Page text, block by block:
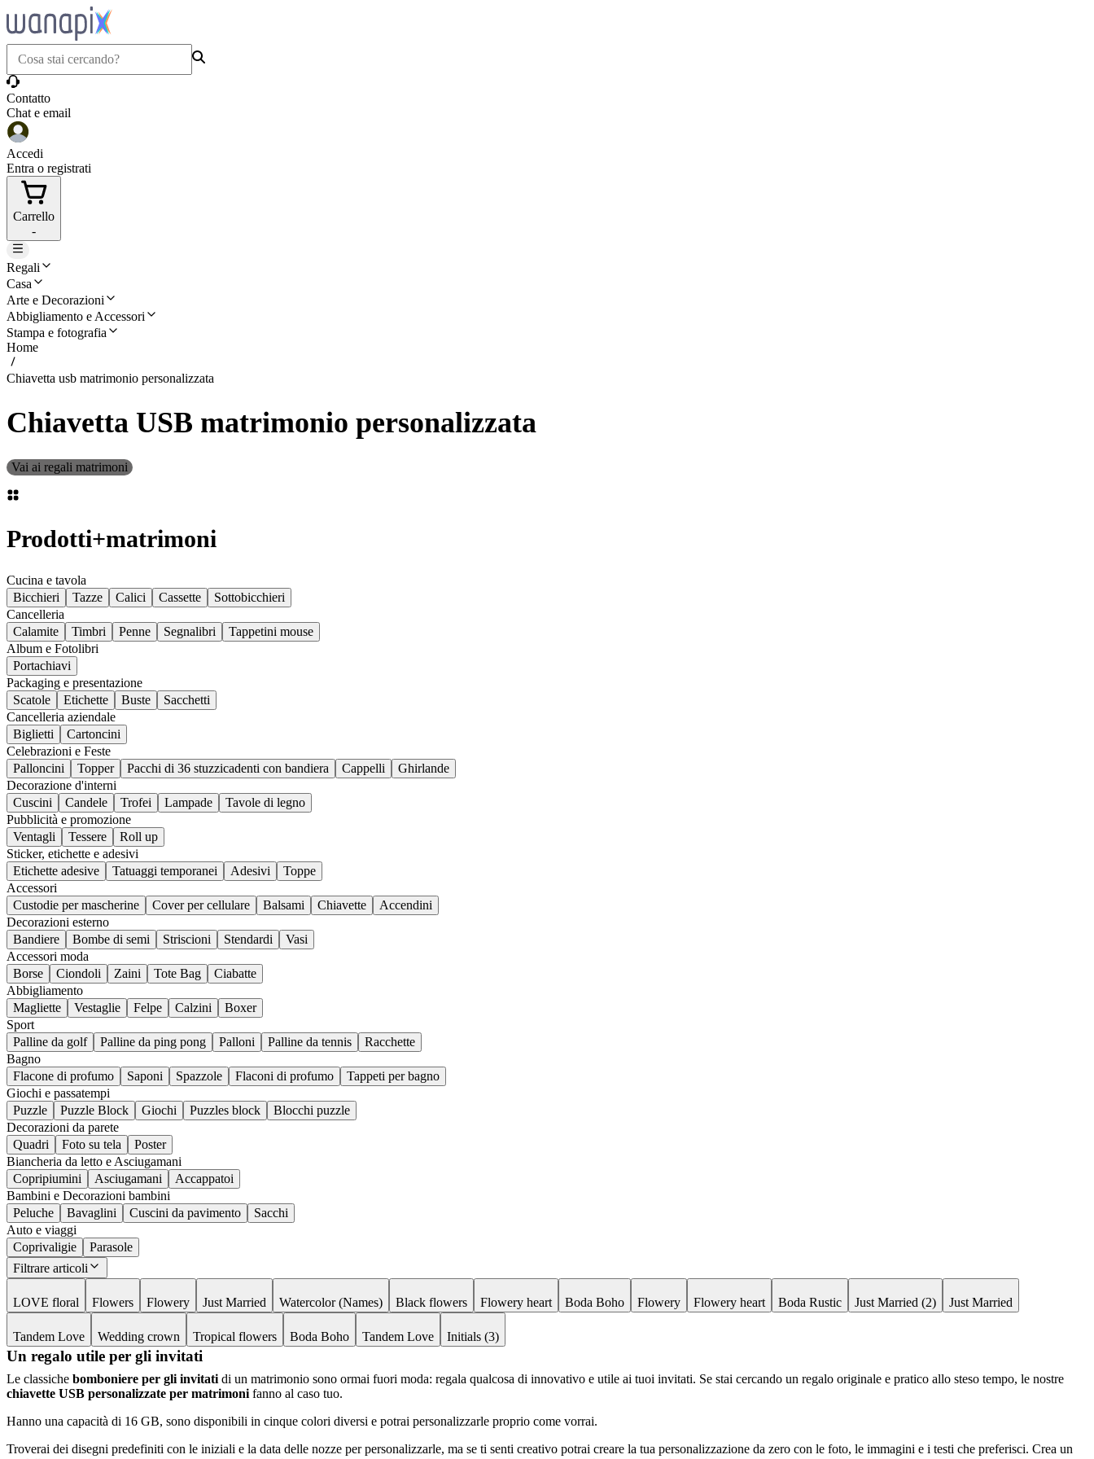
Contatto
Chat e email
Accedi
Entra o registrati
Carrello
-
Regali
Casa
Arte e Decorazioni
Abbigliamento e Accessori
Stampa e fotografia
Home
Chiavetta usb matrimonio personalizzata
Chiavetta USB matrimonio personalizzata
Vai ai regali matrimoni
Prodotti+matrimoni
Cucina e tavola
Bicchieri
Tazze Calici Cassette
Sottobicchieri
Cancelleria
Calamite
Timbri Penne Segnalibri
Tappetini mouse
Album e Fotolibri
Portachiavi
Packaging e presentazione
Scatole
Etichette Buste
Sacchetti
Cancelleria aziendale
Biglietti
Cartoncini
Celebrazioni e Feste
Palloncini
Topper Pacchi di 36 stuzzicadenti con bandiera Cappelli
Ghirlande
Decorazione d'interni
Cuscini
Candele Trofei Lampade
Tavole di legno
Pubblicità e promozione
Ventagli
Tessere
Roll up
Sticker, etichette e adesivi
Etichette adesive
Tatuaggi temporanei Adesivi
Toppe
Accessori
Custodie per mascherine
Cover per cellulare Balsami Chiavette
Accendini
Decorazioni esterno
Bandiere
Bombe di semi Striscioni Stendardi
Vasi
Accessori moda
Borse
Ciondoli Zaini Tote Bag
Ciabatte
Abbigliamento
Magliette
Vestaglie Felpe Calzini
Boxer
Sport
Palline da golf
Palline da ping pong Palloni Palline da tennis
Racchette
Bagno
Flacone di profumo
Saponi Spazzole Flaconi di profumo
Tappeti per bagno
Giochi e passatempi
Puzzle
Puzzle Block Giochi Puzzles block
Blocchi puzzle
Decorazioni da parete
Quadri
Foto su tela
Poster
Biancheria da letto e Asciugamani
Copripiumini
Asciugamani
Accappatoi
Bambini e Decorazioni bambini
Peluche
Bavaglini Cuscini da pavimento
Sacchi
Auto e viaggi
Coprivaligie
Parasole
Filtrare articoli
LOVE floral Flowers Flowery Just Married Watercolor (Names) Black flowers Flowery heart Boda Boho Flowery Flowery heart Boda Rustic Just Married (2) Just Married
Tandem Love Wedding crown Tropical flowers Boda Boho Tandem Love Initials (3)
Un regalo utile per gli invitati
Le classiche bomboniere per gli invitati di un matrimonio sono ormai fuori moda: regala qualcosa di innovativo e utile ai tuoi invitati. Se stai cercando un regalo originale e pratico allo steso tempo, le nostre
chiavette USB personalizzate per matrimoni fanno al caso tuo.
Hanno una capacità di 16 GB, sono disponibili in cinque colori diversi e potrai personalizzarle proprio come vorrai.
Troverai dei disegni predefiniti con le iniziali e la data delle nozze per personalizzarle, ma se ti senti creativo potrai creare la tua personalizzazione da zero con le foto, le immagini e i testi che preferisci. Crea un